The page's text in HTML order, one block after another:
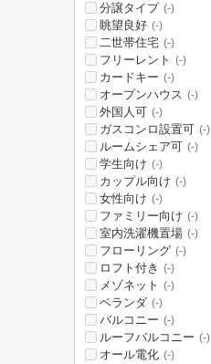
分譲タイプ (-)
眺望良好 (-)
二世帯住宅 (-)
フリーレント (-)
カードキー (-)
オープンハウス (-)
外国人可 (-)
ガスコンロ設置可 (-)
ルームシェア可 (-)
学生向け (-)
カップル向け (-)
女性向け (-)
ファミリー向け (-)
室内洗濯機置場 (-)
フローリング (-)
ロフト付き (-)
メゾネット (-)
ベランダ (-)
バルコニー (-)
ルーフバルコニー (-)
オール電化 (-)